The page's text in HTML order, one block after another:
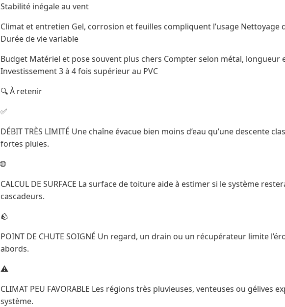
Stabilité inégale au vent
Climat et entretien Gel, corrosion et feuilles compliquent l’usage Nettoyage
Durée de vie variable
Budget Matériel et pose souvent plus chers Compter selon métal, longueur
Investissement 3 à 4 fois supérieur au PVC
🔍 À retenir
✅
DÉBIT TRÈS LIMITÉ Une chaîne évacue bien moins d’eau qu’une descente
fortes pluies.
🌐
CALCUL DE SURFACE La surface de toiture aide à estimer si le système
cascadeurs.
🪨
POINT DE CHUTE SOIGNÉ Un regard, un drain ou un récupérateur limite
abords.
⚠️
CLIMAT PEU FAVORABLE Les régions très pluvieuses, venteuses ou gélives
système.